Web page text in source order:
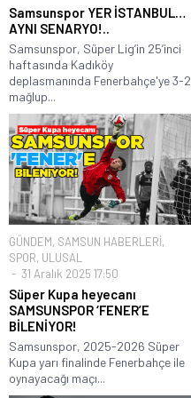
Samsunspor YER İSTANBUL…
AYNI SENARYO!..
Samsunspor, Süper Lig’in 25’inci
haftasında Kadıköy
deplasmanında Fenerbahçe'ye 3-2
mağlup...
GÜNDEM, SAMSUN HABERLERİ,
SPOR, ULUSAL
31 Aralık 2025 17:50
Süper Kupa heyecanı
SAMSUNSPOR ‘FENER’E
BİLENİYOR!
Samsunspor, 2025-2026 Süper
Kupa yarı finalinde Fenerbahçe ile
oynayacağı maçı...